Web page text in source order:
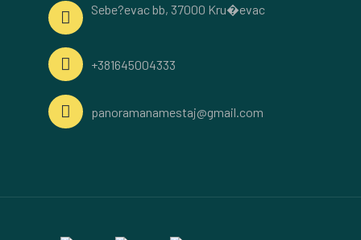
Sebe?evac bb, 37000 Kru�evac
+381645004333
panoramanamestaj@gmail.com